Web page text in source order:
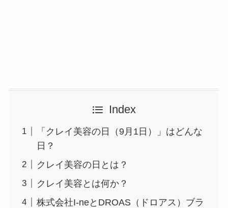
Index
「クレイ美容の日（9月1日）」はどんな
日？
クレイ美容の日とは？
クレイ美容とは何か？
株式会社I-neとDROAS（ドロアス）ブラ